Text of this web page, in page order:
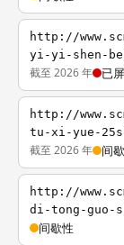
http://
yi-yi-shen-
截至 2026 年 已
http://
tu-xi-yue-
截至 2026 年 间
http://
di-tong-guo-
间歇性